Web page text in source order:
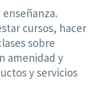
cursos, hacer
sobre
amenidad y
y servicios